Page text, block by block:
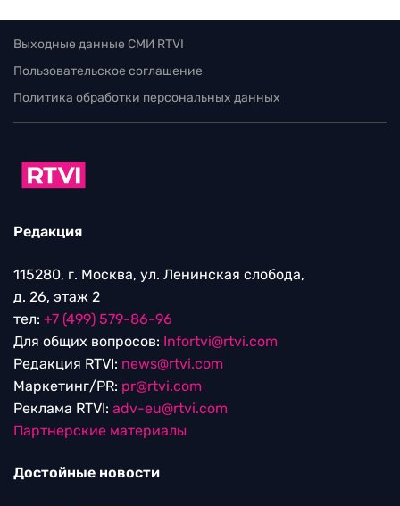
Выходные данные СМИ RTVI
Пользовательское соглашение
Политика обработки персональных данных
Редакция
115280, г. Москва, ул. Ленинская слобода,
д. 26, этаж 2
тел: +7 (499) 579-86-96
Для общих вопросов: Infortvi@rtvi.com
Редакция RTVI: news@rtvi.com
Маркетинг/PR: pr@rtvi.com
Реклама RTVI: adv-eu@rtvi.com
Партнерские материалы
Достойные новости